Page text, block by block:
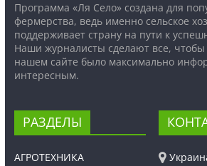
Программа «Ля Село» создана для
фермерства, ведь именно сельское
поддерживает страну на пути к
Наши журналисты сделают все,
нашем сайте было максимально
интересным.
РАЗДЕЛЫ
АГРОТЕХНИКА